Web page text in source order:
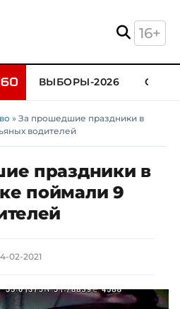
16+
ВЫБОРЫ-2026
» За прошедшие праздники в
водителей
праздники в
поймали 9
02-2021